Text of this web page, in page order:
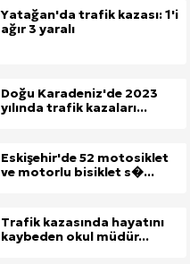
Yatağan'da trafik kazası: 1'i
ağır 3 yaralı
Doğu Karadeniz'de 2023
yılında trafik kazaları...
Eskişehir'de 52 motosiklet
ve motorlu bisiklet s�...
Trafik kazasında hayatını
kaybeden okul müdür...